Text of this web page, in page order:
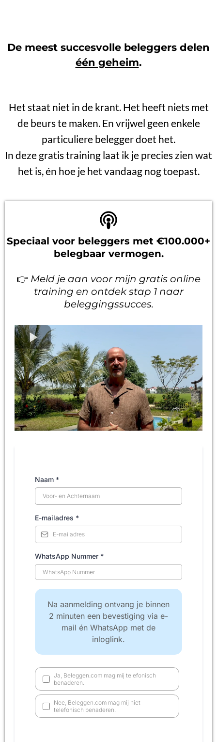
De meest succesvolle beleggers delen
één geheim.
Het staat niet in de krant. Het heeft niets met
de beurs te maken. En vrijwel geen enkele
particuliere belegger doet het.
In deze gratis training laat ik je precies zien wat
het is, én hoe je het vandaag nog toepast.
Speciaal voor beleggers met €100.000+
belegbaar vermogen.
👉 Meld je aan voor mijn gratis online
training en ontdek stap 1 naar
beleggingssucces.
Naam *
E-mailadres *
WhatsApp Nummer *
Na aanmelding ontvang je binnen
2 minuten een bevestiging via e-
mail én WhatsApp met de
inloglink.
Ja, Beleggen.com mag mij telefonisch
benaderen.
Nee, Beleggen.com mag mij niet
telefonisch benaderen.